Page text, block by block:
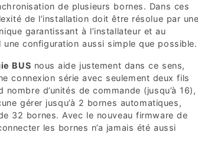
de plusieurs bornes. Dans ces
de l’installation doit être résolue par une
garantissant à l’installateur et au
une configuration aussi simple que possible.
BUS nous aide justement dans ce sens,
connexion série avec seulement deux fils
nombre d’unités de commande (jusqu’à 16),
gérer jusqu’à 2 bornes automatiques,
32 bornes. Avec le nouveau firmware de
les bornes n’a jamais été aussi